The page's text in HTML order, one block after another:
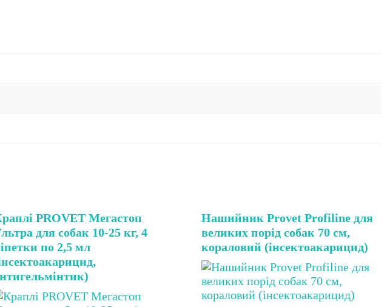
PROVET Мегастоп
для собак 10-25 кг, 4
по 2,5 мл
Нашийник Provet Profiline для
великих порід собак 70 см,
кораловий (інсектоакарицид)